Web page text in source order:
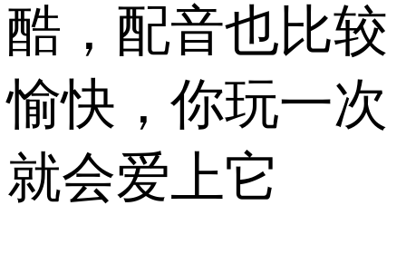
酷，配音也比较
愉快，你玩一次
就会爱上它